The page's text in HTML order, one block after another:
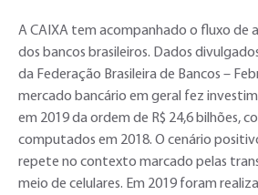
A CAIXA tem acompanhado o fluxo de
dos bancos brasileiros. Dados
da Federação Brasileira de Bancos –
mercado bancário em geral fez
em 2019 da ordem de R$ 24,6 bilhões,
computados em 2018. O cenário
repete no contexto marcado pelas
meio de celulares. Em 2019 foram